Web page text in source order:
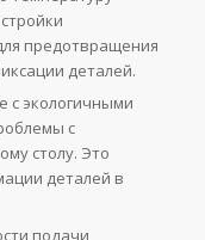
предотвращения
деталей.
с экологичными
с
столу. Это
деталей в
подачи